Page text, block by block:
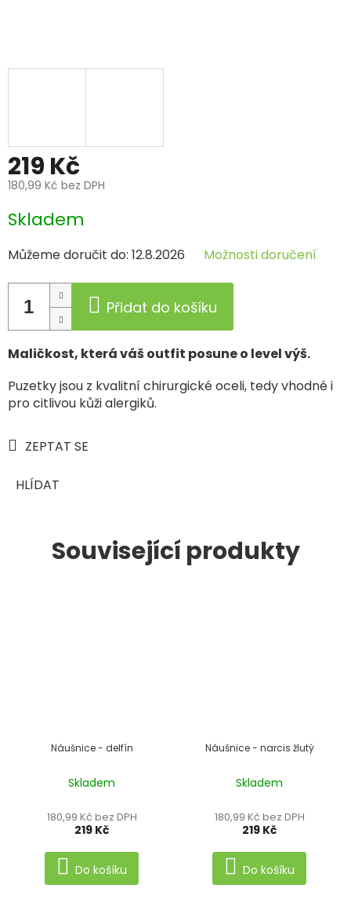
219 Kč
180,99 Kč bez DPH
Měrná
cena:
Skladem
Můžeme doručit do: 12.8.2026 Možnosti doručení
Přidat do košíku
Maličkost, která váš outfit posune o level výš.
Puzetky jsou z kvalitní chirurgické oceli, tedy vhodné i
pro citlivou kůži alergiků.
ZEPTAT SE
HLÍDAT
Související produkty
Náušnice - delfín
Skladem
180,99 Kč bez DPH
219 Kč
Do košíku
Náušnice - narcis žlutý
Skladem
180,99 Kč bez DPH
219 Kč
Do košíku